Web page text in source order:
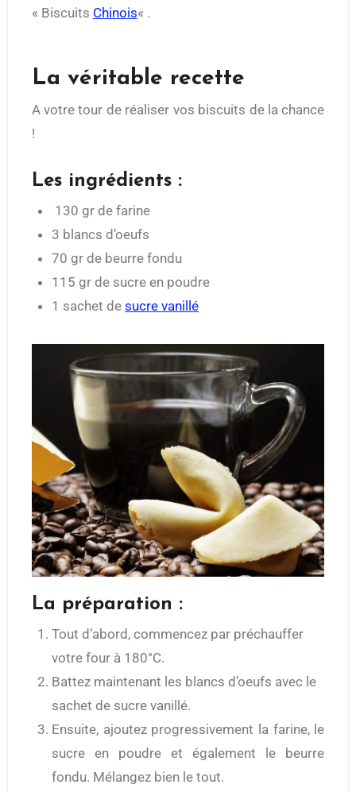
« Biscuits Chinois« .
La véritable recette
A votre tour de réaliser vos biscuits de la chance
!
Les ingrédients :
130 gr de farine
3 blancs d’oeufs
70 gr de beurre fondu
115 gr de sucre en poudre
1 sachet desucre vanillé
La préparation :
Tout d’abord, commencez par préchauffer
votre four à 180°C.
Battez maintenant les blancs d’oeufs avec le
sachet de sucre vanillé.
Ensuite, ajoutez progressivement la farine, le
sucre en poudre et également le beurre
fondu. Mélangez bien le tout.